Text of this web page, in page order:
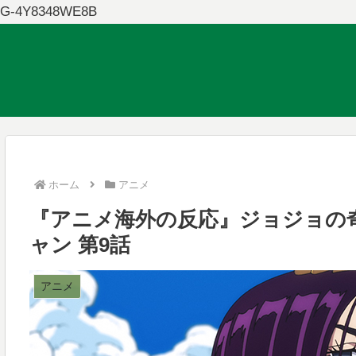
G-4Y8348WE8B
ホーム アニメ
『アニメ海外の反応』ジョジョ
ャン 第9話
アニメ